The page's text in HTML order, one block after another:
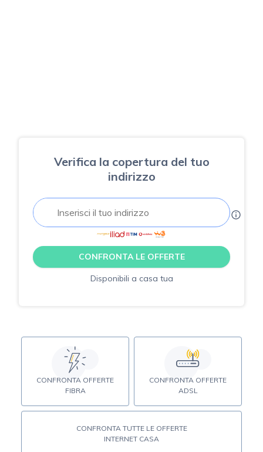
Verifica la copertura del tuo
indirizzo
CONFRONTA LE OFFERTE
Disponibili a casa tua
CONFRONTA OFFERTE
FIBRA
CONFRONTA OFFERTE
ADSL
CONFRONTA TUTTE LE OFFERTE
INTERNET CASA